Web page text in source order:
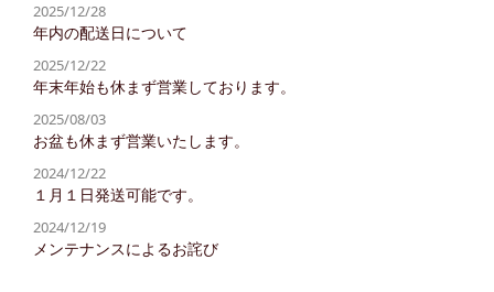
2025/12/28
年内の配送日について
2025/12/22
年末年始も休まず営業しております。
2025/08/03
お盆も休まず営業いたします。
2024/12/22
１月１日発送可能です。
2024/12/19
メンテナンスによるお詫び